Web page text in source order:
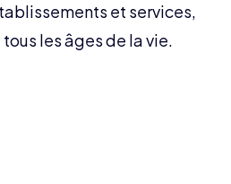
et services,
les âges de la vie.